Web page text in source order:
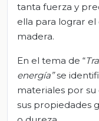
tanta fuerza y
ella para lograr
madera.
En el tema de “
energía”se
materiales por
sus propiedades